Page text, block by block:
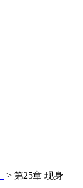
> 第25章 现身